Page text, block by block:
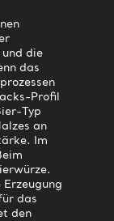
die
das
Profil
Typ
an
Im
das
den